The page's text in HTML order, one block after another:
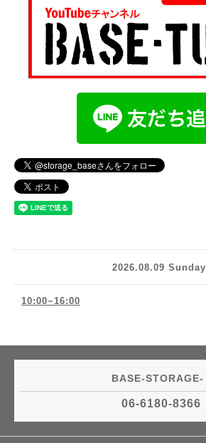
2026.08.09 Sunday
10:00~16:00
BASE-STORAGE-
06-6180-8366